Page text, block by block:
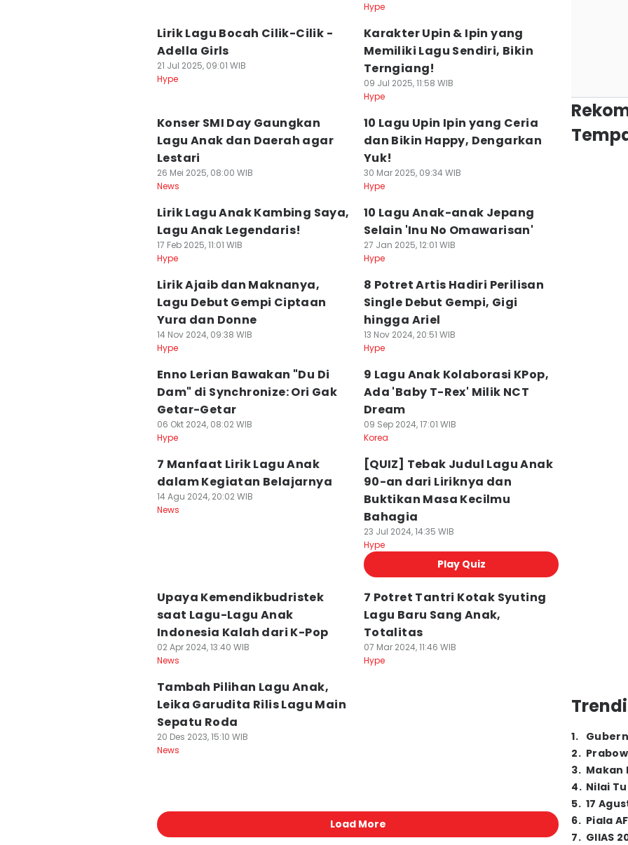
Hype
Lirik Lagu Bocah Cilik-Cilik -
Adella Girls
21 Jul 2025, 09:01 WIB
Hype
Karakter Upin & Ipin yang
Memiliki Lagu Sendiri, Bikin
Terngiang!
09 Jul 2025, 11:58 WIB
Hype
Konser SMI Day Gaungkan
Lagu Anak dan Daerah agar
Lestari
26 Mei 2025, 08:00 WIB
News
10 Lagu Upin Ipin yang Ceria
dan Bikin Happy, Dengarkan
Yuk!
30 Mar 2025, 09:34 WIB
Hype
Lirik Lagu Anak Kambing Saya,
Lagu Anak Legendaris!
17 Feb 2025, 11:01 WIB
Hype
10 Lagu Anak-anak Jepang
Selain 'Inu No Omawarisan'
27 Jan 2025, 12:01 WIB
Hype
Lirik Ajaib dan Maknanya,
Lagu Debut Gempi Ciptaan
Yura dan Donne
14 Nov 2024, 09:38 WIB
Hype
8 Potret Artis Hadiri Perilisan
Single Debut Gempi, Gigi
hingga Ariel
13 Nov 2024, 20:51 WIB
Hype
Enno Lerian Bawakan "Du Di
Dam" di Synchronize: Ori Gak
Getar-Getar
06 Okt 2024, 08:02 WIB
Hype
9 Lagu Anak Kolaborasi KPop,
Ada 'Baby T-Rex' Milik NCT
Dream
09 Sep 2024, 17:01 WIB
Korea
7 Manfaat Lirik Lagu Anak
dalam Kegiatan Belajarnya
14 Agu 2024, 20:02 WIB
News
[QUIZ] Tebak Judul Lagu Anak
90-an dari Liriknya dan
Buktikan Masa Kecilmu
Bahagia
23 Jul 2024, 14:35 WIB
Hype
Play Quiz
Upaya Kemendikbudristek
saat Lagu-Lagu Anak
Indonesia Kalah dari K-Pop
02 Apr 2024, 13:40 WIB
News
7 Potret Tantri Kotak Syuting
Lagu Baru Sang Anak,
Totalitas
07 Mar 2024, 11:46 WIB
Hype
Tambah Pilihan Lagu Anak,
Leika Garudita Rilis Lagu Main
Sepatu Roda
20 Des 2023, 15:10 WIB
News
Load More
1.
2.
3. Makan
4. Nilai
5. 17
6. Piala
7. GIIAS